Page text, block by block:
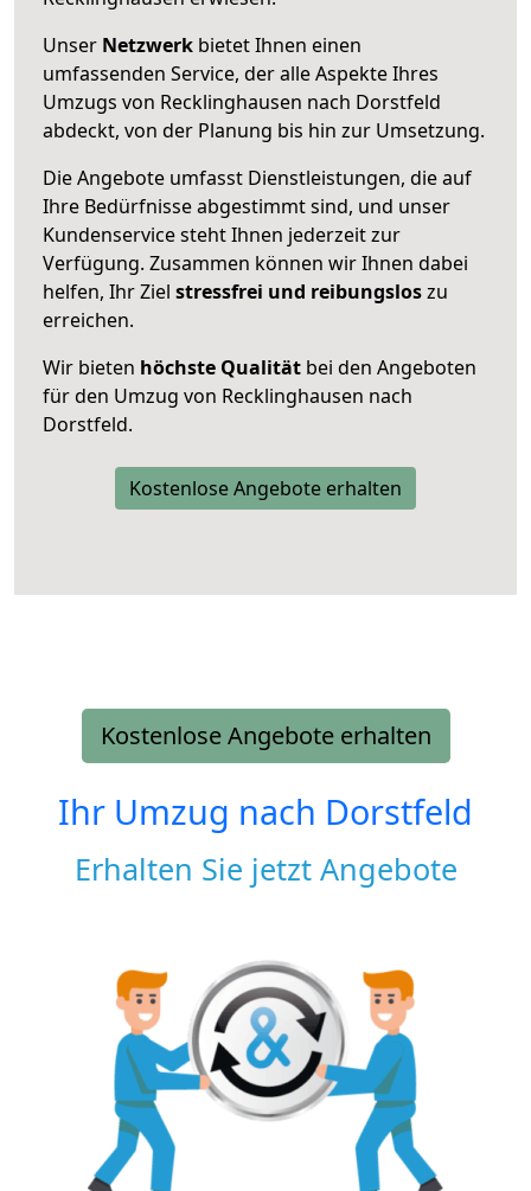
Unser Netzwerk bietet Ihnen einen
umfassenden Service, der alle Aspekte Ihres
Umzugs von Recklinghausen nach Dorstfeld
abdeckt, von der Planung bis hin zur Umsetzung.
Die Angebote umfasst Dienstleistungen, die auf
Ihre Bedürfnisse abgestimmt sind, und unser
Kundenservice steht Ihnen jederzeit zur
Verfügung. Zusammen können wir Ihnen dabei
helfen, Ihr Ziel stressfrei und reibungsloszu
erreichen.
Wir bieten höchste Qualität bei den Angeboten
für den Umzug von Recklinghausen nach
Dorstfeld.
Kostenlose Angebote erhalten
Kostenlose Angebote erhalten
Ihr Umzug nach Dorstfeld
Erhalten Sie jetzt Angebote